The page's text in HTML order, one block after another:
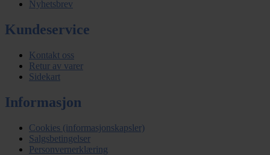
Nyhetsbrev
Kundeservice
Kontakt oss
Retur av varer
Sidekart
Informasjon
Cookies (informasjonskapsler)
Salgsbetingelser
Personvernerklæring